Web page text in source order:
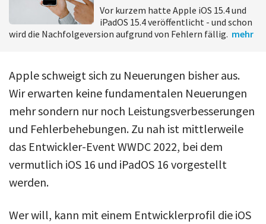
Vor kurzem hatte Apple iOS 15.4 und
iPadOS 15.4 veröffentlicht - und schon
wird die Nachfolgeversion aufgrund von Fehlern fällig. mehr
Apple schweigt sich zu Neuerungen bisher aus.
Wir erwarten keine fundamentalen Neuerungen
mehr sondern nur noch Leistungsverbesserungen
und Fehlerbehebungen. Zu nah ist mittlerweile
das Entwickler-Event WWDC 2022, bei dem
vermutlich iOS 16 und iPadOS 16 vorgestellt
werden.
Wer will, kann mit einem Entwicklerprofil die iOS